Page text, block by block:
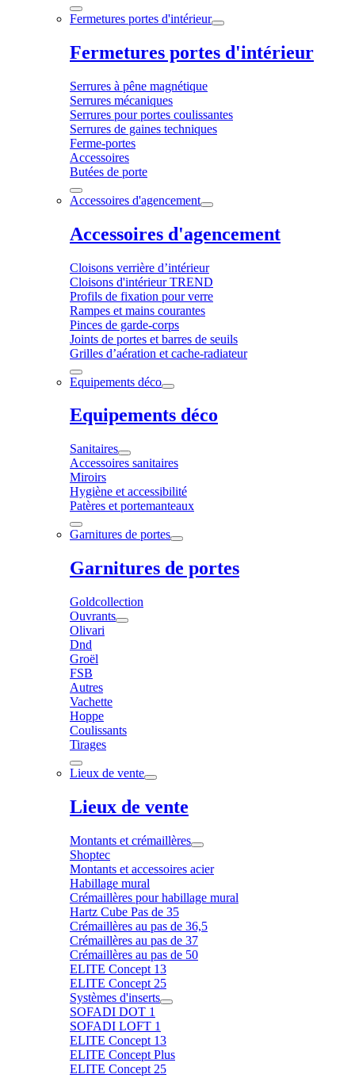
Fermetures portes d'intérieur
Fermetures portes d'intérieur
Serrures à pêne magnétique
Serrures mécaniques
Serrures pour portes coulissantes
Serrures de gaines techniques
Ferme-portes
Accessoires
Butées de porte
Accessoires d'agencement
Accessoires d'agencement
Cloisons verrière d’intérieur
Cloisons d'intérieur TREND
Profils de fixation pour verre
Rampes et mains courantes
Pinces de garde-corps
Joints de portes et barres de seuils
Grilles d’aération et cache-radiateur
Equipements déco
Equipements déco
Sanitaires
Accessoires sanitaires
Miroirs
Hygiène et accessibilité
Patères et portemanteaux
Garnitures de portes
Garnitures de portes
Goldcollection
Ouvrants
Olivari
Dnd
Groël
FSB
Autres
Vachette
Hoppe
Coulissants
Tirages
Lieux de vente
Lieux de vente
Montants et crémaillères
Shoptec
Montants et accessoires acier
Habillage mural
Crémaillères pour habillage mural
Hartz Cube Pas de 35
Crémaillères au pas de 36,5
Crémaillères au pas de 37
Crémaillères au pas de 50
ELITE Concept 13
ELITE Concept 25
Systèmes d'inserts
SOFADI DOT 1
SOFADI LOFT 1
ELITE Concept 13
ELITE Concept Plus
ELITE Concept 25